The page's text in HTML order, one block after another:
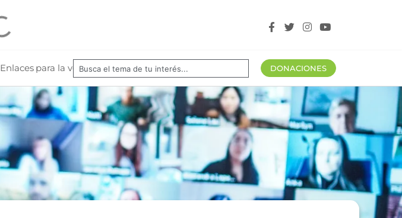
Enlaces para la veeduría Nuestros aliados DONACIONES